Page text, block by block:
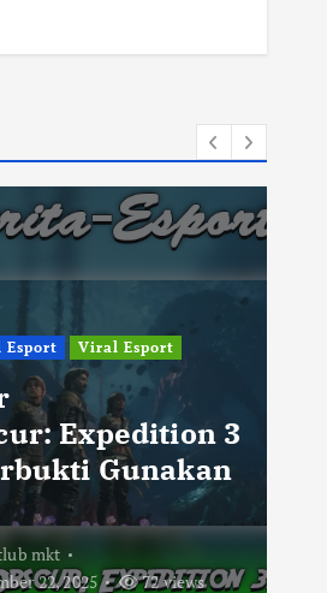
Esport Viral Esport
Expedition 3
Gunakan
mkt
22, 2025
72 views